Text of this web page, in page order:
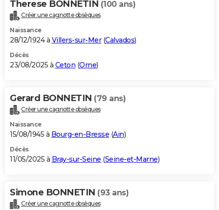
Alimentation
Guide de la santé
Maladies
Médicaments
Sommeil
VOYAGE
Destinations
City break
Voyage nature
Voyage de noces
Forum
Climat
+PHOTO
GUIDES D'ACHAT
BONS PLANS
Carte de Noël
Carte Bonne année
Carte Saint-Valentin
Carte Pâques
Carte d'anniversaire
DICTIONNAIRE
Dictionnaire
Biographies
Citations
Expressions
Proverbes
PROGRAMME TV
S'inscrire
Se connecter
Lycées
Collèges
Primaires
Universités
Entreprises
Service militaire
Avis de recherche
AVIS DE DÉCÈS
Bricolage
Lifestyle
Culture
Sport
Auto
Television
Voyage
Cinema
Therese BONNETIN (100 ans)
Créer une cagnotte obsèques
Naissance
28/12/1924 à Villers-sur-Mer(Calvados)
Décès
23/08/2025 à Ceton (Orne)
Gerard BONNETIN (79 ans)
Créer une cagnotte obsèques
Naissance
15/08/1945 à Bourg-en-Bresse (Ain)
Décès
11/05/2025 à Bray-sur-Seine (Seine-et-Marne)
Simone BONNETIN (93 ans)
Créer une cagnotte obsèques